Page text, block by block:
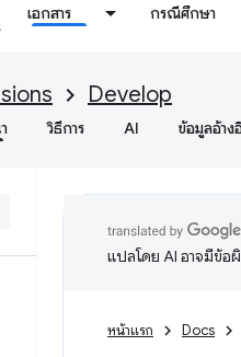
เอกสาร กรณีศึกษา
Develop
วิธีการ AI ข้อมูลอ้าง
แปลโดย AI อาจมีข้อ
หน้าแรก Docs